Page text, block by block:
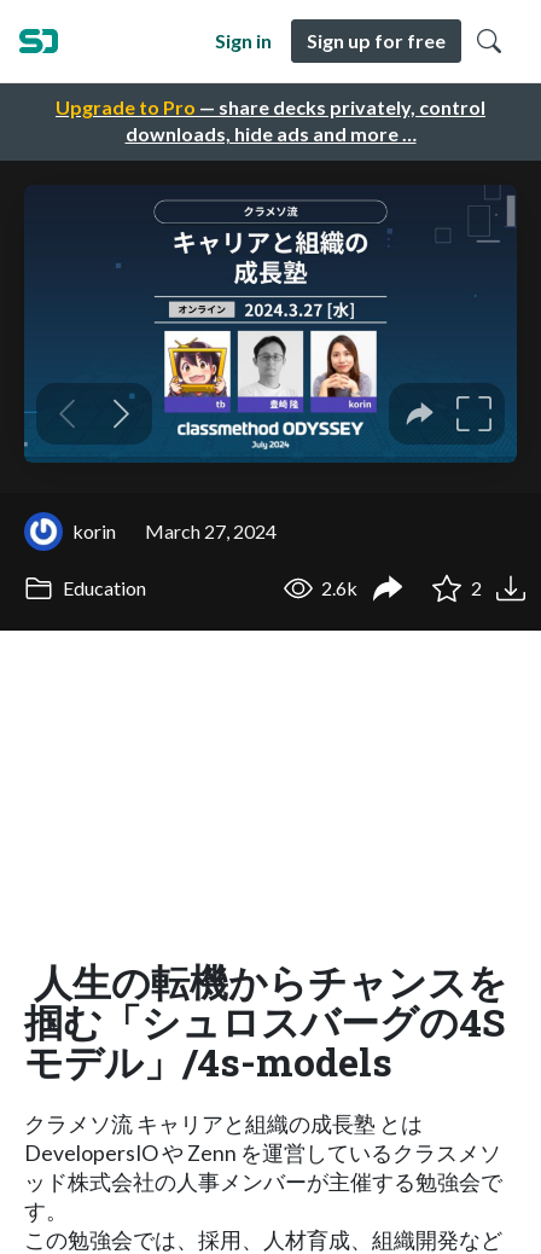
Upgrade to Pro — share decks privately, control
downloads, hide ads and more …
Sign in Sign up for free
korin March 27, 2024
Education 2.6k 2
人生の転機からチャンスを
掴む「シュロスバーグの4S
モデル」/4s-models
クラメソ流 キャリアと組織の成長塾 とは
DevelopersIO や Zenn を運営しているクラスメソ
ッド株式会社の人事メンバーが主催する勉強会で
す。
この勉強会では、採用、人材育成、組織開発など